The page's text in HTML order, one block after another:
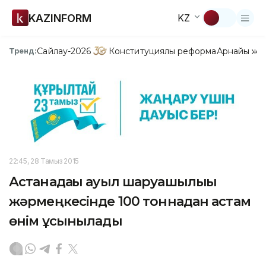
KAZINFORM KZ
Тренд:Сайлау-2026 Конституциялық реформаАрнайы
22:45, 28 Тамыз 2015
Астанадағы ауыл шаруашылығы
жәрмеңкесінде 100 тоннадан астам
өнім ұсынылады